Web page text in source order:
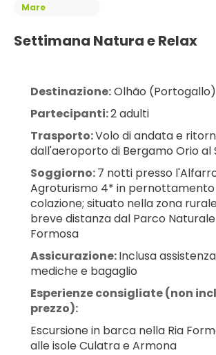
Mare
Settimana Natura e Relax
Destinazione: Olhão (Portogallo)
Partecipanti: 2 adulti
Trasporto: Volo di andata e
dall'aeroporto di Bergamo Orio al
Soggiorno: 7 notti presso
Agroturismo 4* in
colazione; situato nella zona
breve distanza dal Parco
Formosa
Assicurazione: Inclusa
mediche e bagaglio
Esperienze consigliate (non
prezzo):
Escursione in barca nella Ria
alle isole Culatra e Armona